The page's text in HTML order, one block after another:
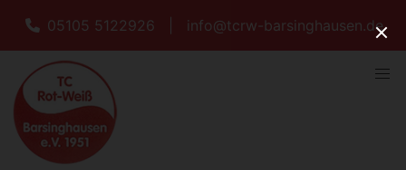
05105 5122926 info@tcrw-barsinghausen.de